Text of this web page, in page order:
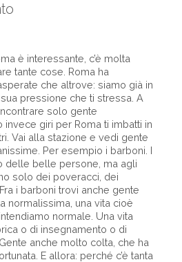
è interessante, c’è molta
tante cose. Roma ha
che altrove: siamo già in
pressione che ti stressa. A
solo gente
invece giri per Roma ti imbatti in
Vai alla stazione e vedi gente
Per esempio i barboni. I
delle belle persone, ma agli
solo dei poveracci, dei
i barboni trovi anche gente
normalissima, una vita cioè
normale. Una vita
o di insegnamento o di
anche molto colta, che ha
E allora: perché c’è tanta